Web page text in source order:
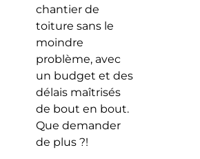
chantier de
toiture sans le
moindre
problème, avec
un budget et des
délais maîtrisés
de bout en bout.
Que demander
de plus ?!